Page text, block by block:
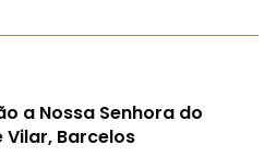
a Nossa Senhora do
Vilar, Barcelos